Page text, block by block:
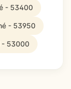
- 53400
- 53950
- 53000